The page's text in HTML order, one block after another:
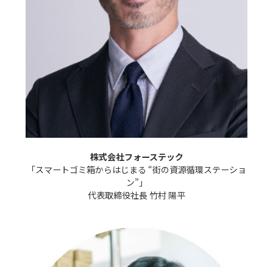
株式会社フォーステック
「スマートゴミ箱からはじまる “街の資源循環ステーショ
ン”」
代表取締役社長 竹村 陽平